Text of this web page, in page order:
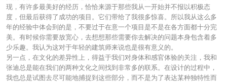
现，有许多最美好的经历，恰恰来源于那些我从一开始并不报以积极态
度，但最后获得了成功的项目。它们带给了我很多惊喜。所以我从这么多
年的经验中体会到的是，不要过于在意一个项目是不是在各方面都十分完
美。有时候你需要放宽心，去想想那些需要你去解决的问题本身包含着多
少乐趣。我认为这对于年轻的建筑师来说也是很有意义的。
另一点，在文化的差异性上，得益于我们对身体和感官体验的关注，我和
张迪总是能在我们的两种文化之间找到非常多的联系。在设计的过程中，
我也总是试图去尽可能地捕捉到这些部分，而不是为了表达某种独特性而